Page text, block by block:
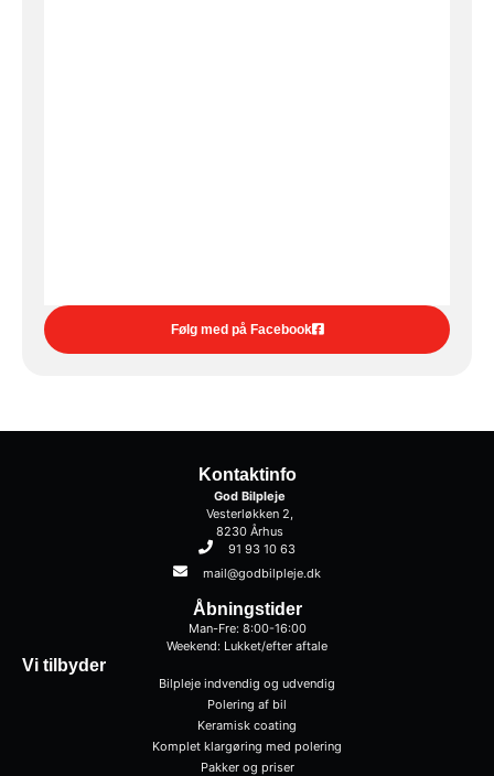
Følg med på Facebook
Kontaktinfo
God Bilpleje
Vesterløkken 2,
8230 Århus
91 93 10 63
mail@godbilpleje.dk
Åbningstider
Man-Fre: 8:00-16:00
Weekend: Lukket/efter aftale
Vi tilbyder
Bilpleje indvendig og udvendig
Polering af bil
Keramisk coating
Komplet klargøring med polering
Pakker og priser